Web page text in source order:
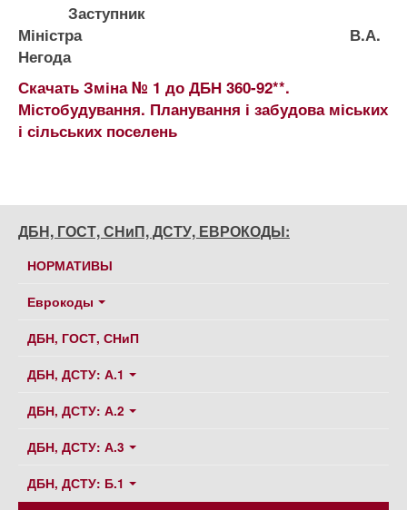
Заступник
Міністра В.А.
Негода
Скачать Зміна № 1 до ДБН 360-92**.
Містобудування. Планування і забудова міських
і сільських поселень
ДБН, ГОСТ, СНиП, ДСТУ, ЕВРОКОДЫ:
НОРМАТИВЫ
Еврокоды
ДБН, ГОСТ, СНиП
ДБН, ДСТУ: А.1
ДБН, ДСТУ: А.2
ДБН, ДСТУ: А.3
ДБН, ДСТУ: Б.1